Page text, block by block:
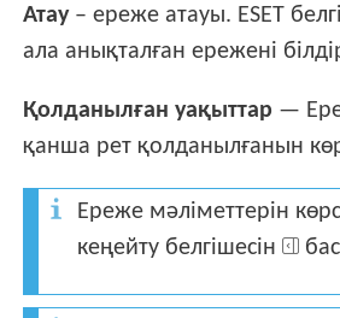
Атау– ереже атауы. ESET
ала анықталған ережені
Қолданылған уақыттар —
қанша рет қолданылғанын
Ереже мәліметтерін
кеңейту белгішесін